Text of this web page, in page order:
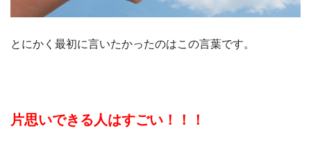
とにかく最初に言いたかったのはこの言葉です。
片思いできる人はすごい！！！